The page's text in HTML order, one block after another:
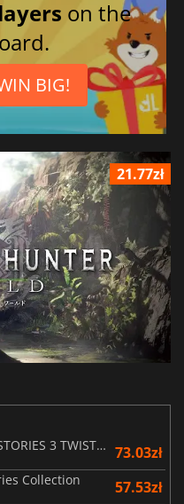
on the
BIG!
21.77zł
MONSTER HUNTER STORIES 3 TWISTED REFLECTION 73.03zł
Collection 57.53zł